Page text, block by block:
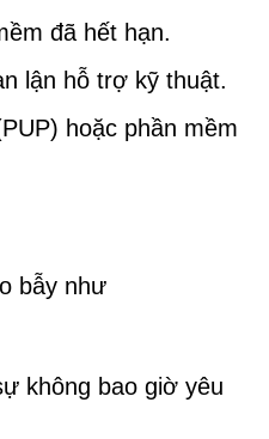
đã hết hạn.
lận hỗ trợ kỹ thuật.
hoặc phần mềm
bẫy như
không bao giờ yêu